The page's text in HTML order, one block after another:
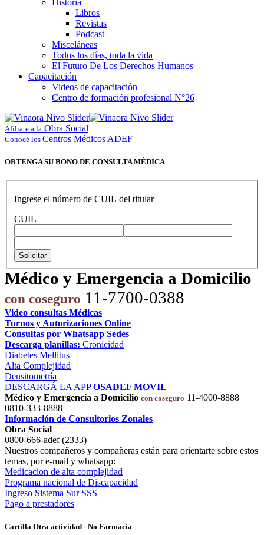
Libros
Revistas
Podcast
Misceláneas
Todos los días, toda la vida
El Futuro De Los Derechos Humanos
Capacitación
Videos de capacitación
Centro de formación profesional N°26
Afiliate a la Obra Social
Conocé los Centros Médicos ADEF
OBTENGA SU BONO DE CONSULTA MÉDICA
Ingrese el número de CUIL del titular
CUIL
Solicitar
Médico y Emergencia a Domicilio
con coseguro 11-7700-0388
Video consultas Médicas
Turnos y Autorizaciones Online
Consultas por Whatsapp Sedes
Descarga planillas: Cronicidad
Diabetes Mellitus
Alta Complejidad
Densitometría
DESCARGÁ LA APPOSADEF MOVIL
Médico y Emergencia a Domicilio con coseguro 11-4000-8888
0810-333-8888
Información de Consultorios Zonales
Obra Social
0800-666-adef (2333)
Nuestros compañeros y compañeras están para orientarte sobre estos
temas, por e-mail y whatsapp:
Medicacion de alta complejidad
Programa nacional de Discapacidad
Ingreso Sistema Sur SSS
Pago a prestadores
Cartilla Otra actividad - No Farmacia